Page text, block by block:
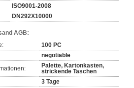
ISO9001-2008
DN292X10000
AGB:
100 PC
negotiable
Palette, Kartonkasten,
strickende Taschen
3 Tage